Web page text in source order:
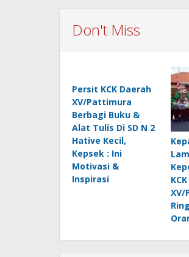
Don't Miss
Persit KCK Daerah
XV/Pattimura
Berbagi Buku &
Alat Tulis Di SD N 2
Hative Kecil,
Kepsek : Ini
Motivasi &
Inspirasi